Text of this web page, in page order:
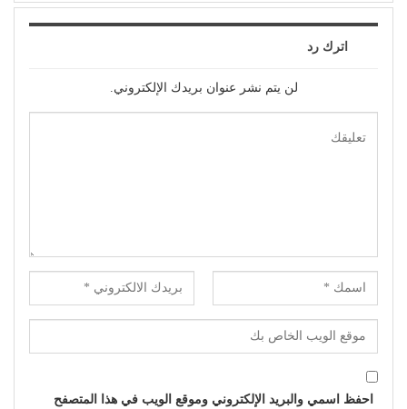
اترك رد
لن يتم نشر عنوان بريدك الإلكتروني.
احفظ اسمي والبريد الإلكتروني وموقع الويب في هذا المتصفح